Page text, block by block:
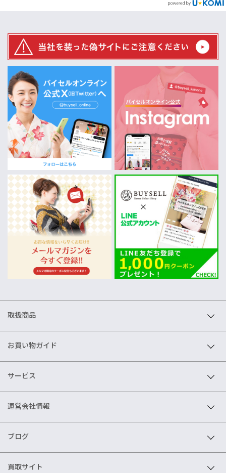
取扱商品
お買い物ガイド
サービス
運営会社情報
ブログ
買取サイト